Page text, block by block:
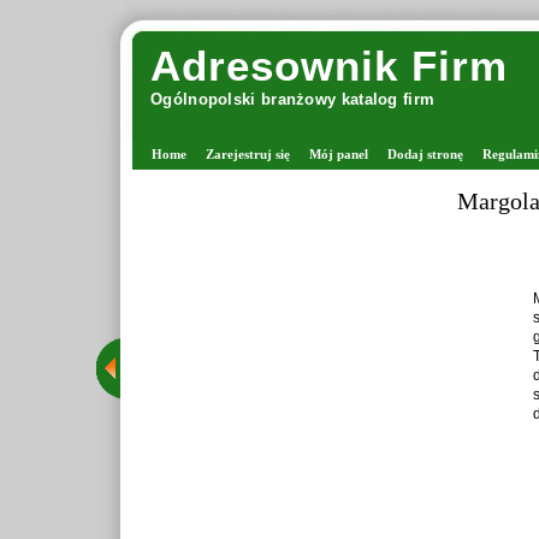
Adresownik Firm
Ogólnopolski branżowy katalog firm
Home Zarejestruj się Mój panel Dodaj stronę